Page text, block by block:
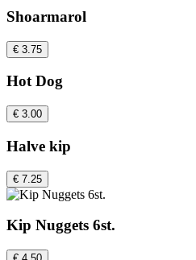
Shoarmarol
€ 3.75
Hot Dog
€ 3.00
Halve kip
€ 7.25
Kip Nuggets 6st.